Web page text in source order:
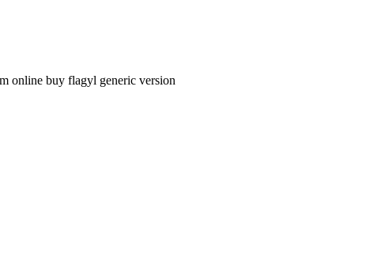
online buy flagyl generic version